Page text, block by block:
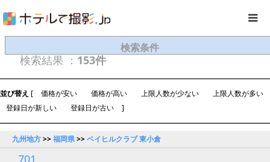
検索条件
検索結果 ： 153件
並び替え [ 価格が安い 価格が高い 上限人数が少ない
上限人数が多い
登録日が新しい
登録日が古い ]
九州地方>>福岡県>>ベイヒルクラブ 東小倉
701